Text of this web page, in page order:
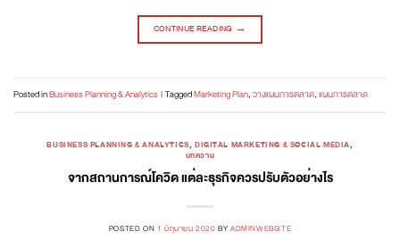
CONTINUE READING →
Posted inBusiness Planning & Analytics|TaggedMarketing Plan,วางแผนการตลาด,แผนการตลาด
BUSINESS PLANNING & ANALYTICS, DIGITAL MARKETING & SOCIAL MEDIA,
บทความ
จากสถานการณ์โควิด แต่ละธุรกิจควรปรับตัวอย่างไร
POSTED ON 1 มิถุนายน 2020 BY ADMINWEBSITE